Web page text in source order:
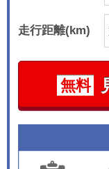
走行距離(km)
無料